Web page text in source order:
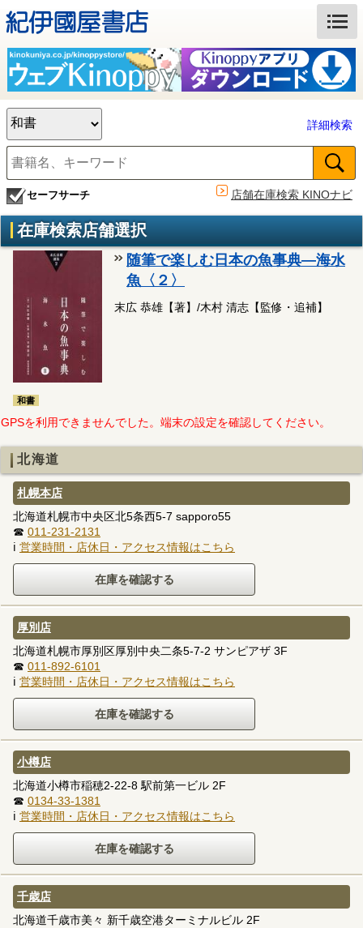
詳細検索
セーフサーチ 店舗在庫検索 KINOナビ
在庫検索店舗選択
和書
随筆で楽しむ日本の魚事典―海水
魚〈２〉
末広 恭雄【著】/木村 清志【監修・追補】
GPSを利用できませんでした。端末の設定を確認してください。
北海道
札幌本店
北海道札幌市中央区北5条西5-7 sapporo55
☎ 011-231-2131
ℹ 営業時間・店休日・アクセス情報はこちら
厚別店
北海道札幌市厚別区厚別中央二条5-7-2 サンピアザ 3F
☎ 011-892-6101
ℹ 営業時間・店休日・アクセス情報はこちら
小樽店
北海道小樽市稲穂2-22-8 駅前第一ビル 2F
☎ 0134-33-1381
ℹ 営業時間・店休日・アクセス情報はこちら
千歳店
北海道千歳市美々 新千歳空港ターミナルビル 2F